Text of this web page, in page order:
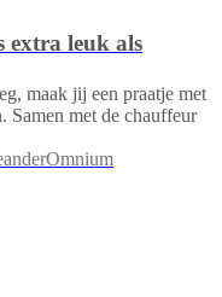
extra leuk als
maak jij een praatje met
Samen met de chauffeur